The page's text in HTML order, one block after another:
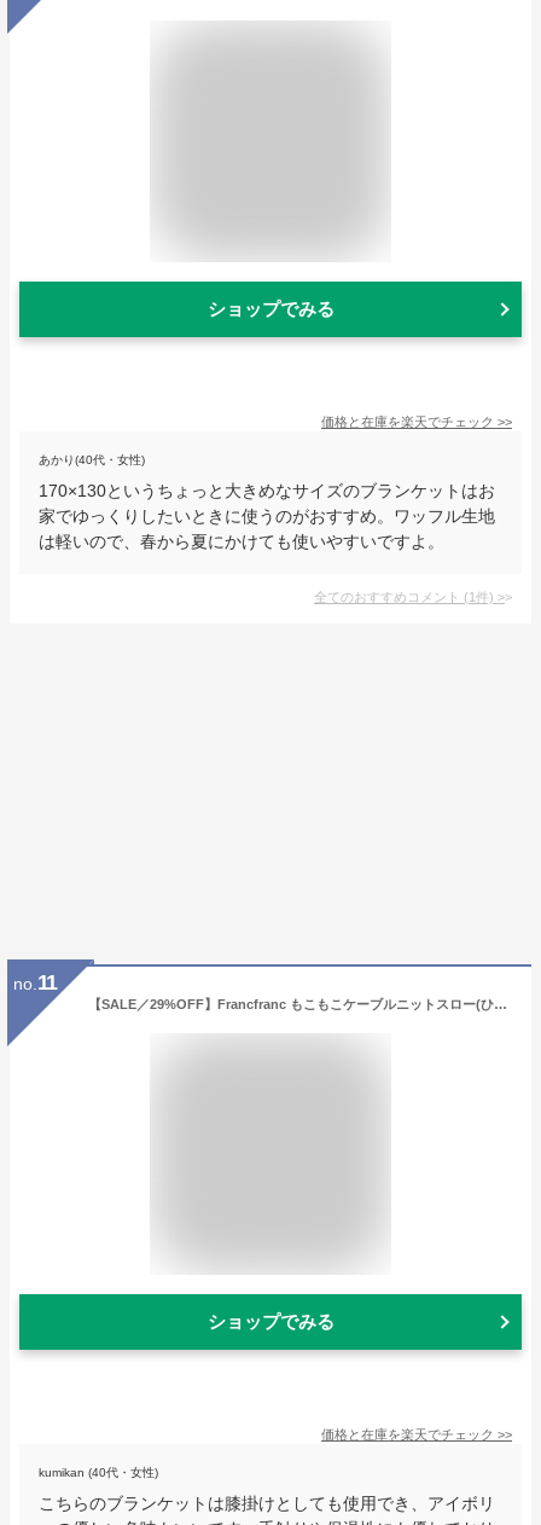
ショップでみる
価格と在庫を楽天でチェック >>
あかり(40代・女性)
170×130というちょっと大きめなサイズのブランケットはお
家でゆっくりしたいときに使うのがおすすめ。ワッフル生地
は軽いので、春から夏にかけても使いやすいですよ。
全てのおすすめコメント (1件) >
no. 11
【SALE／29%OFF】Francfranc もこもこケーブルニットスロー(ひざ掛け) 1700*1300 アイボリー フランフラン インテリア・生活雑貨 ブランケット・ひざ掛け ホワイト【送料無料】
ショップでみる
価格と在庫を楽天でチェック >>
kumikan (40代・女性)
こちらのブランケットは膝掛けとしても使用でき、アイボリ